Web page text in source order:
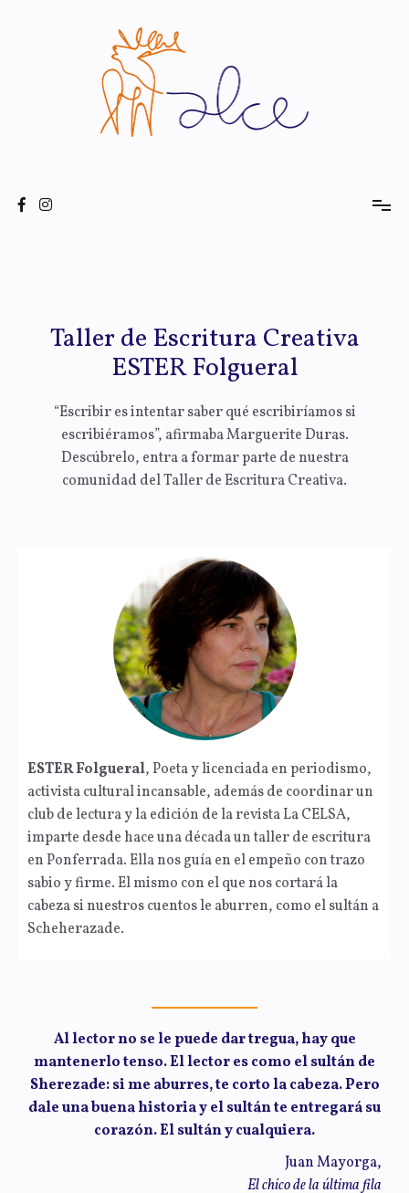
Taller de Escritura Creativa
ESTER Folgueral
“Escribir es intentar saber qué escribiríamos si
escribiéramos”, afirmaba Marguerite Duras.
Descúbrelo, entra a formar parte de nuestra
comunidad del Taller de Escritura Creativa.
ESTER Folgueral, Poeta y licenciada en periodismo,
activista cultural incansable, además de coordinar un
club de lectura y la edición de la revista La CELSA,
imparte desde hace una década un taller de escritura
en Ponferrada. Ella nos guía en el empeño con trazo
sabio y firme. El mismo con el que nos cortará la
cabeza si nuestros cuentos le aburren, como el sultán a
Scheherazade.
Al lector no se le puede dar tregua, hay que
mantenerlo tenso. El lector es como el sultán de
Sherezade: si me aburres, te corto la cabeza. Pero
dale una buena historia y el sultán te entregará su
corazón. El sultán y cualquiera.
Juan Mayorga,
El chico de la última fila